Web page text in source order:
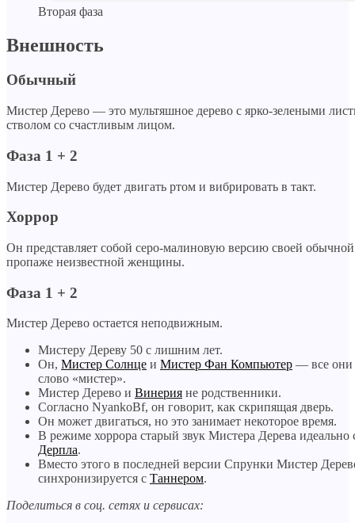
Вторая фаза
Внешность
Обычный
Мистер Дерево — это мультяшное дерево с ярко-зелеными
стволом со счастливым лицом.
Фаза 1 + 2
Мистер Дерево будет двигать ртом и вибрировать в такт.
Хоррор
Он представляет собой серо-малиновую версию своей
пропаже неизвестной женщины.
Фаза 1 + 2
Мистер Дерево остается неподвижным.
Мистеру Дереву 50 с лишним лет.
Он, Мистер Солнце и Мистер Фан Компьютер — все они
слово «мистер».
Мистер Дерево и Винерия не родственники.
Согласно NyankoBf, он говорит, как скрипящая дверь.
Он может двигаться, но это занимает некоторое время.
В режиме хоррора старый звук Мистера Дерева идеально
Дерпла.
Вместо этого в последней версии Спрунки Мистер
синхронизируется с Таннером.
Поделиться в соц. сетях и сервисах: